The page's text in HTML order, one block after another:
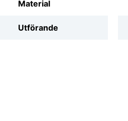
Material
Utförande